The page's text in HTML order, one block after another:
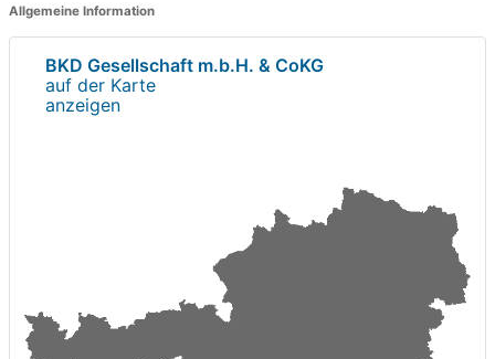
Allgemeine Information
BKD Gesellschaft m.b.H. & CoKG
auf der Karte
anzeigen